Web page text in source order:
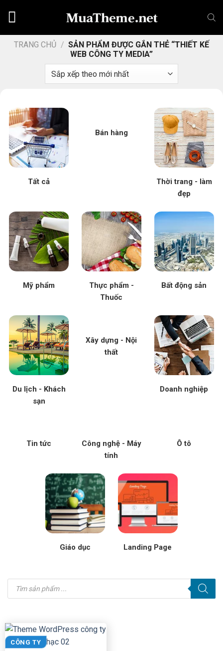
dungTRANG CHỦ / SẢN PHẨM ĐƯỢC GẮN THẺ “THIẾT KẾ
WEB CÔNG TY MEDIA”
Tất cả
Bán hàng
Thời trang - làm
đẹp
Mỹ phẩm
Thực phẩm -
Thuốc
Bất động sản
Du lịch - Khách
sạn
Xây dựng - Nội
thất
Doanh nghiệp
Tin tức
Công nghệ - Máy
tính
Ô tô
Giáo dục Landing Page
Tìm
kiếm
sản
CÔNG TY